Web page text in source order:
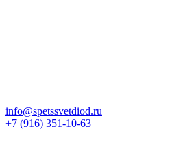
info@spetssvetdiod.ru
+7 (916) 351-10-63